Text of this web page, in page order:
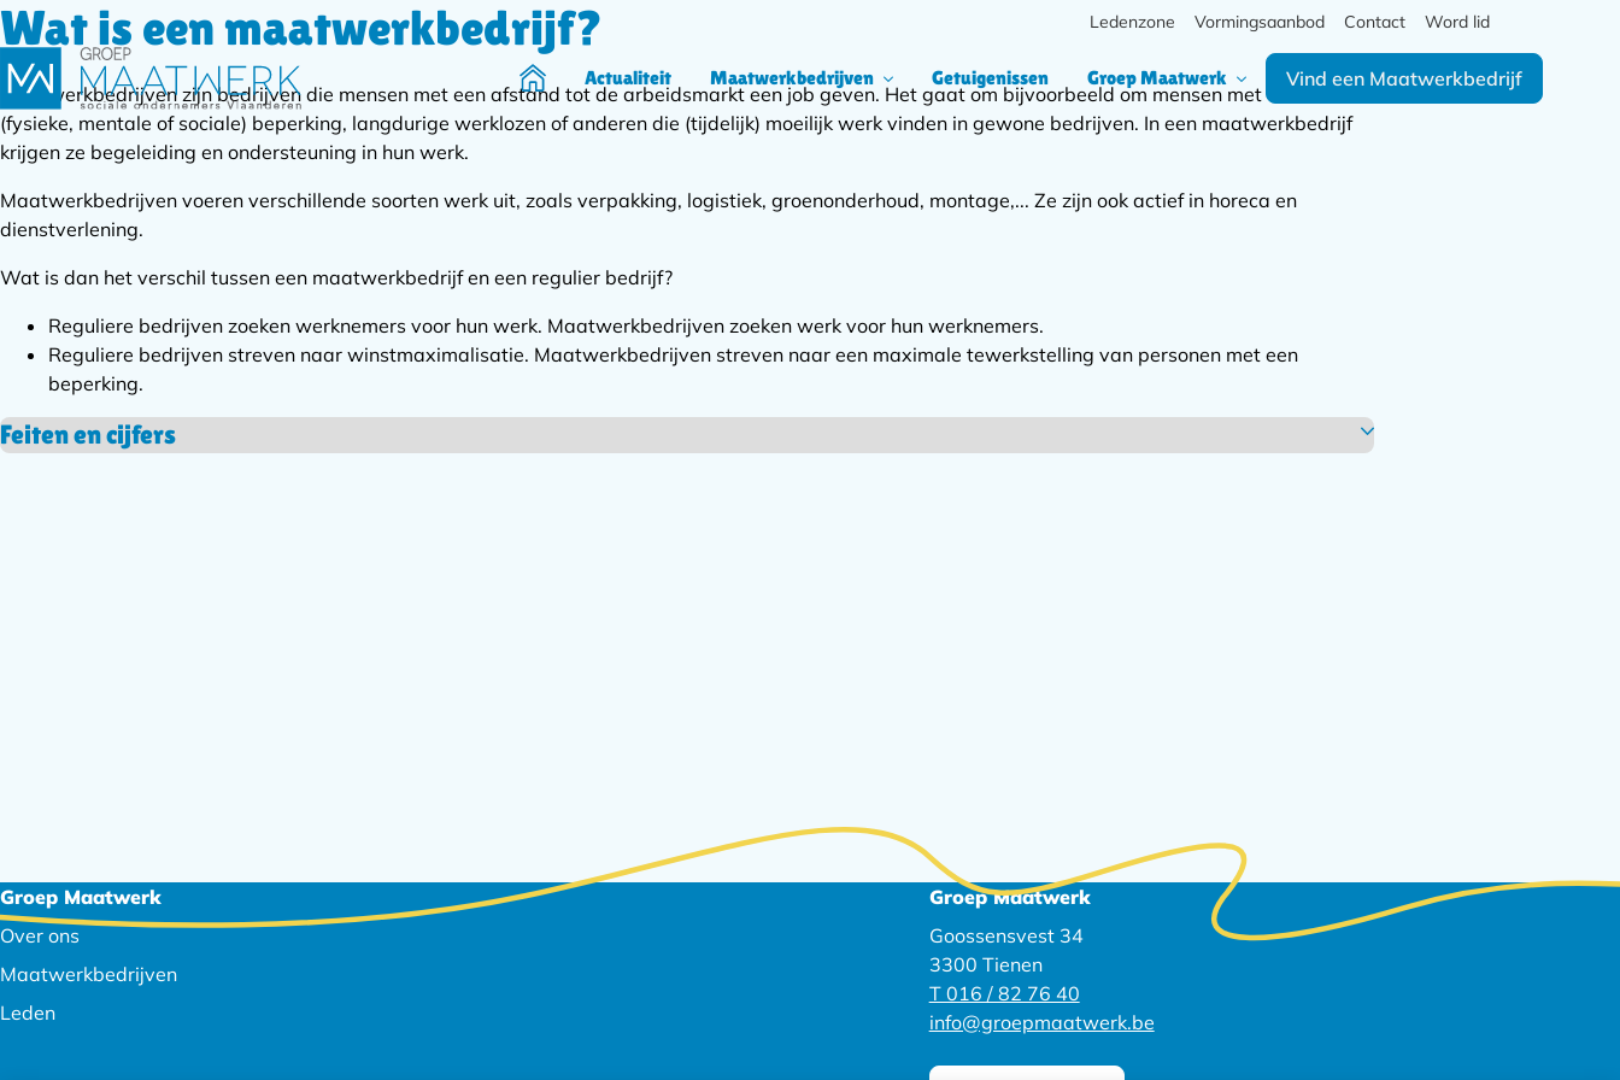
Hoofd
navigatie
Home
Actualiteit Maatwerkbedrijven Getuigenissen Groep Maatwerk
Secundaire
navigatie
Vind een Maatwerkbedrijf
Meta
Ledenzone Vormingsaanbod Contact Word lid
Wat is een maatwerkbedrijf?
Maatwerkbedrijven zijn bedrijven die mensen met een afstand tot de arbeidsmarkt een job geven. Het gaat om bijvoorbeeld om mensen met een
(fysieke, mentale of sociale) beperking, langdurige werklozen of anderen die (tijdelijk) moeilijk werk vinden in gewone bedrijven. In een maatwerkbedrijf
krijgen ze begeleiding en ondersteuning in hun werk.
Maatwerkbedrijven voeren verschillende soorten werk uit, zoals verpakking, logistiek, groenonderhoud, montage,... Ze zijn ook actief in horeca en
dienstverlening.
Wat is dan het verschil tussen een maatwerkbedrijf en een regulier bedrijf?
Reguliere bedrijven zoeken werknemers voor hun werk. Maatwerkbedrijven zoeken werk voor hun werknemers.
Reguliere bedrijven streven naar winstmaximalisatie. Maatwerkbedrijven streven naar een maximale tewerkstelling van personen met een
beperking.
Feiten en cijfers
Footer
navigatie
Groep Maatwerk
Over ons
Maatwerkbedrijven
Leden
Groep Maatwerk
Goossensvest 34
3300 Tienen
T 016 / 82 76 40
info@groepmaatwerk.be